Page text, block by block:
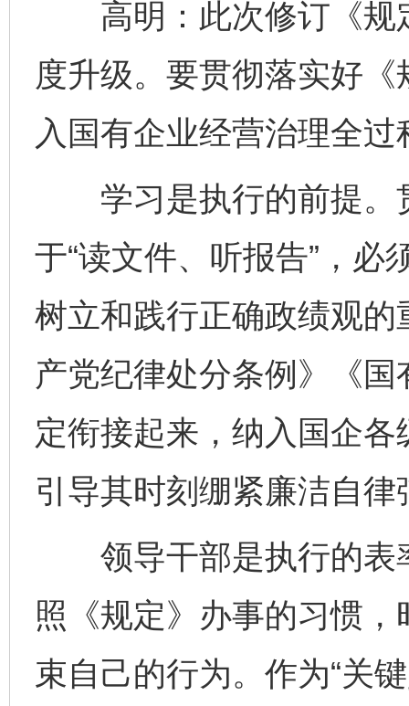
高明：此次修订《规
度升级。要贯彻落实好
入国有企业经营治理全过
学习是执行的前提。
于“读文件、听报告”，必
树立和践行正确政绩观
产党纪律处分条例》《
定衔接起来，纳入国企
引导其时刻绷紧廉洁自
领导干部是执行的表
照《规定》办事的习惯
束自己的行为。作为“关